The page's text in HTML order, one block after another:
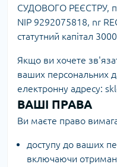
СУДОВОГО РЕЄСТРУ,
NIP 9292075818, nr
статутний капітал
Якщо ви хочете
ваших персональних
електронну адресу:
ВАШІ ПРАВА
Ви маєте право
доступу до ваших
включаючи